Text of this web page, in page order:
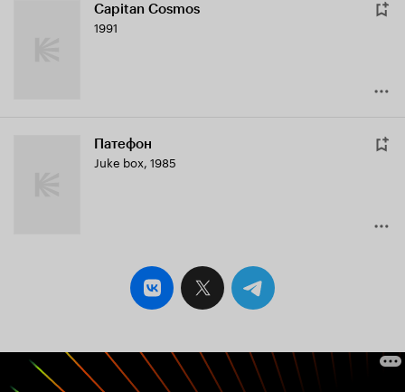
Capitan Cosmos
1991
Патефон
Juke box, 1985